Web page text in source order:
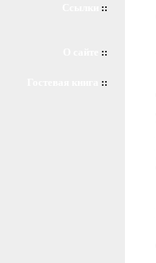
::
::
::